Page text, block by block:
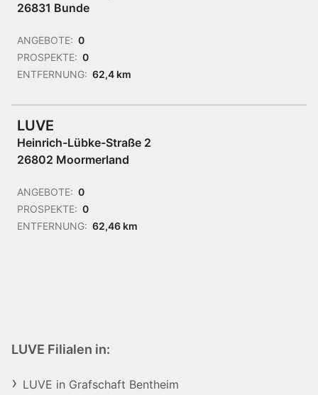
26831 Bunde
ANGEBOTE: 0
PROSPEKTE: 0
ENTFERNUNG: 62,4 km
LUVE
Heinrich-Lübke-Straße 2
26802 Moormerland
ANGEBOTE: 0
PROSPEKTE: 0
ENTFERNUNG: 62,46 km
LUVE Filialen in:
LUVE in Grafschaft Bentheim